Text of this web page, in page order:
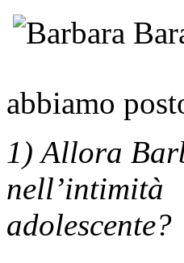
abbiamo
1) Allora
adolescente?